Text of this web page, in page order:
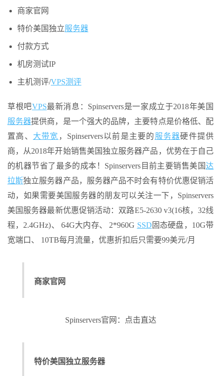
商家官网
特价美国独立服务器
付款方式
机房测试IP
主机测评/VPS测评
草根吧VPS最新消息：Spinservers是一家成立于2018年美国
服务器提供商，是一个强大的品牌，主要特点是价格低、配
置高、 大带宽 ，Spinservers以前是主要的 服务器硬件提供
商，从2018年开始销售美国独立服务器产品，优势在于自己
的机器节省了最多的成本！Spinservers目前主要销售美国达
拉斯独立服务器产品，服务器产品不时会有特价优惠促销活
动，如果需要美国服务器的朋友可以关注一下，Spinservers
美国服务器最新优惠促销活动：双路E5-2630 v3(16核，32线
程，2.4GHz)、 64G大内存、 2*960G SSD 固态硬盘，10G带
宽端口、 10TB每月流量，优惠折扣后只需要99美元/月
商家官网
Spinservers官网：点击直达
特价美国独立服务器